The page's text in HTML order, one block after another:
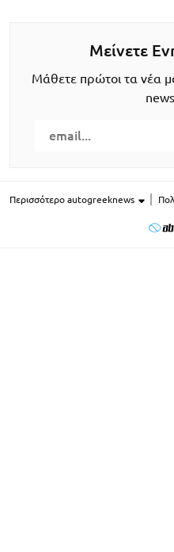
Μείνετε
Μάθετε πρώτοι τα νέα
Περισσότερο autogreeknews